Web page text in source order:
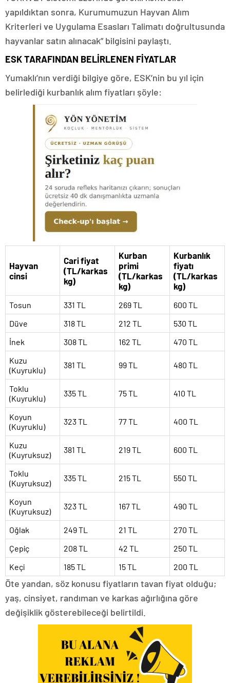
yapıldıktan sonra, Kurumumuzun Hayvan Alım
Kriterleri ve Uygulama Esasları Talimatı doğrultusunda
hayvanlar satın alınacak” bilgisini paylaştı.
​ESK TARAFINDAN BELİRLENEN FİYATLAR
Yumaklı’nın verdiği bilgiye göre, ESK’nin bu yıl için
belirlediği kurbanlık alım fiyatları şöyle:
Hayvan
cinsi
Cari fiyat
(TL/karkas
kg)
Kurban
primi
(TL/karkas
kg)
Kurbanlık
fiyatı
(TL/karkas
kg)
Tosun 331 TL 269 TL
600 TL
Düve
318 TL 212 TL
530 TL
İnek
308 TL 162 TL
470 TL
Kuzu
(Kuyruklu)
381 TL 99 TL 480 TL
Toklu
(Kuyruklu)
335 TL 75 TL 410 TL
Koyun
(Kuyruklu)
323 TL 77 TL 400 TL
Kuzu
(Kuyruksuz)
381 TL 219 TL 600 TL
Toklu
(Kuyruksuz)
335 TL 215 TL 550 TL
Koyun
(Kuyruksuz)
323 TL 167 TL 490 TL
Oğlak 249 TL 21 TL
270 TL
Çepiç
208 TL 42 TL
250 TL
Keçi
185 TL 15 TL 200 TL
​Öte yandan, söz konusu fiyatların tavan fiyat olduğu;
yaş, cinsiyet, randıman ve karkas ağırlığına göre
değişiklik gösterebileceği belirtildi.​